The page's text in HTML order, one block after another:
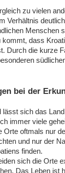
zu vielen
Verhältnis
Menschen
kommt, dass
Durch die kurze
bei der
lässt sich das
immer viele
Orte oftmals nur
und nur der
finden.
sich die Orte
Das Leben ist